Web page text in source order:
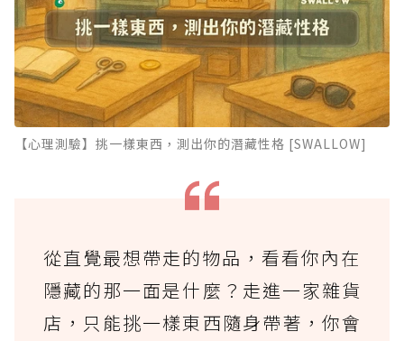
【心理測驗】挑一樣東西，測出你的潛藏性格 [SWALLOW]
從直覺最想帶走的物品，看看你內在
隱藏的那一面是什麼？走進一家雜貨
店，只能挑一樣東西隨身帶著，你會